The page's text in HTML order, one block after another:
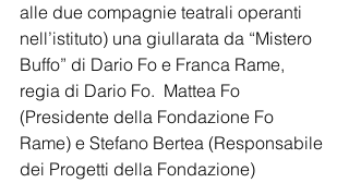
alle due compagnie teatrali operanti
nell’istituto) una giullarata da “Mistero
Buffo” di Dario Fo e Franca Rame,
regia di Dario Fo.  Mattea Fo
(Presidente della Fondazione Fo
Rame) e Stefano Bertea (Responsabile
dei Progetti della Fondazione)